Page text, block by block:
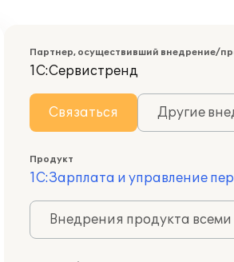
Партнер, осуществивший внедрение/
1С:Сервистренд
Связаться Другие
Продукт
1С:Зарплата и управление
Внедрения продукта